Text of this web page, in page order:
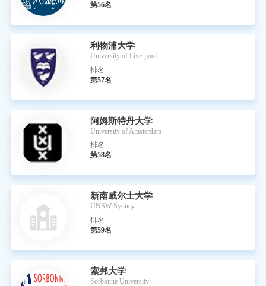
第56名
利物浦大学
University of Liverpool
排名
第57名
阿姆斯特丹大学
University of Amsterdam
排名
第58名
新南威尔士大学
UNSW Sydney
排名
第59名
索邦大学
Sorbonne University